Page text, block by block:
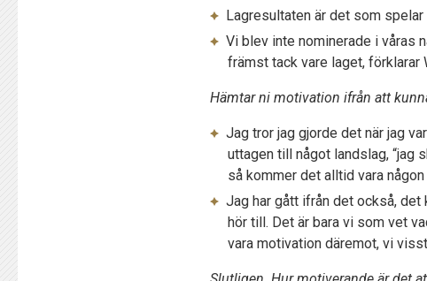
Lagresultaten är det som
Vi blev inte nominerade i våras
främst tack vare laget, förklarar
Hämtar ni motivation ifrån att
Jag tror jag gjorde det när jag
uttagen till något landslag, “jag
så kommer det alltid vara
Jag har gått ifrån det också,
hör till. Det är bara vi som vet
vara motivation däremot, vi